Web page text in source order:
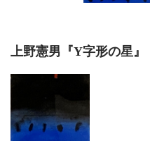
上野憲男『Y字形の星』